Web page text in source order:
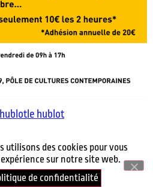
hublot le hublot
utilisons des cookies pour vous
sur notre site web.
de confidentialité